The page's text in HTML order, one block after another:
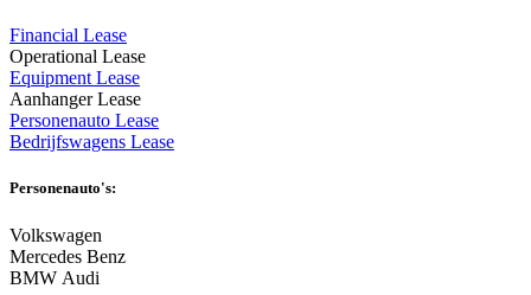
Financial Lease
Operational Lease
Equipment Lease
Aanhanger Lease
Personenauto Lease
Bedrijfswagens Lease
Personenauto's:
Volkswagen
Mercedes Benz
BMW Audi